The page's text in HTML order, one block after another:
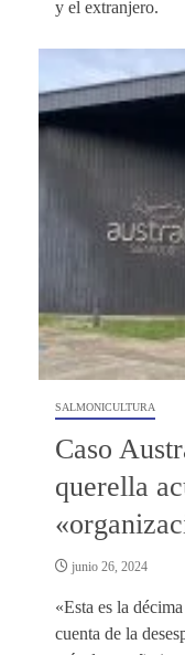
y el extranjero.
SALMONICULTURA
Caso
querella
junio 26, 2024
«Esta es la
cuenta de la